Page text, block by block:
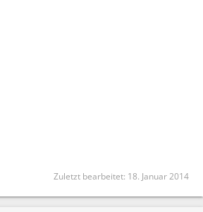
Zuletzt bearbeitet: 18. Januar 2014